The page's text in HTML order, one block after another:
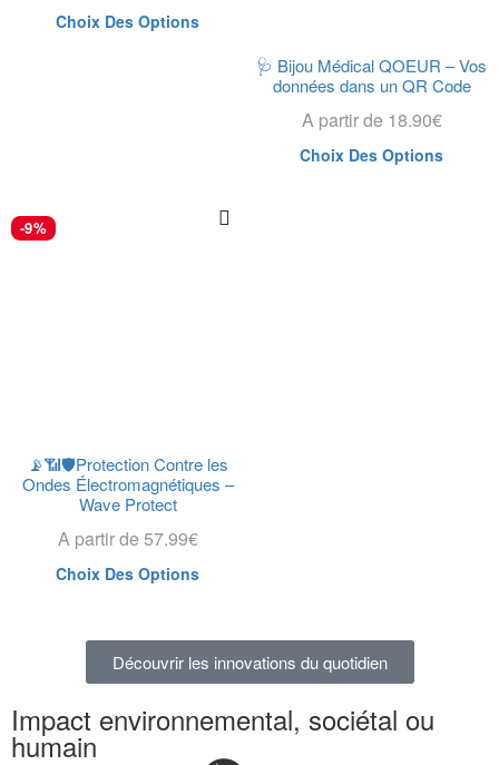
Choix Des Options
🩺 Bijou Médical QOEUR – Vos
données dans un QR Code
A partir de 18.90€
Choix Des Options
-9%
📡📶🛡️Protection Contre les
Ondes Électromagnétiques –
Wave Protect
A partir de 57.99€
Choix Des Options
Découvrir les innovations du quotidien
Impact environnemental, sociétal ou
humain